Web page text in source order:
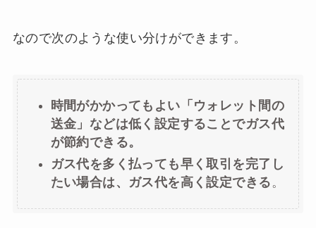
なので次のような使い分けができます。
時間がかかってもよい「ウォレット間の
送金」などは低く設定することでガス代
が節約できる。
ガス代を多く払っても早く取引を完了し
たい場合は、ガス代を高く設定できる 。